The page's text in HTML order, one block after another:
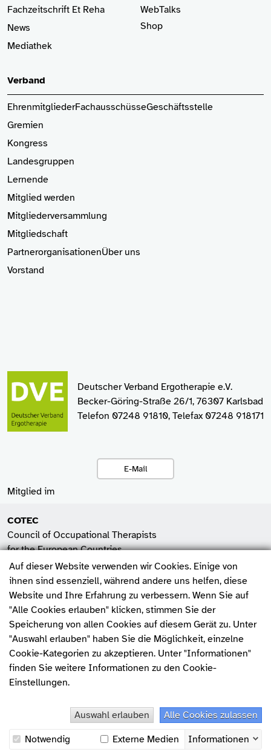
Fehler melden
Fachzeitschrift Et Reha
News
Mediathek
WebTalks
Shop
Verband
EhrenmitgliederFachausschüsseGeschäftsstelle
Gremien
Kongress
Landesgruppen
Lernende
Mitglied werden
Mitgliederversammlung
Mitgliedschaft
PartnerorganisationenÜber uns
Vorstand
Deutscher Verband Ergotherapie e.V.
Becker-Göring-Straße 26/1, 76307 Karlsbad
Telefon 07248 91810, Telefax 07248 918171
E-Mail
Mitglied im
COTEC
Council of Occupational Therapists
for the European Countries
SHV
Spitzenverband der
Heilmittelverbände e.V.
WFOT
World Federation of
Occupational Therapists
charta der vielfalt
© 2026, Deutscher Verband Ergotherapie e.V.
Impressum | Datenschutz
Auf dieser Website verwenden wir Cookies. Einige von
ihnen sind essenziell, während andere uns helfen, diese
Website und Ihre Erfahrung zu verbessern. Wenn Sie auf
"Alle Cookies erlauben" klicken, stimmen Sie der
Speicherung von allen Cookies auf diesem Gerät zu. Unter
"Auswahl erlauben" haben Sie die Möglichkeit, einzelne
Cookie-Kategorien zu akzeptieren. Unter "Informationen"
finden Sie weitere Informationen zu den Cookie-
Einstellungen.
Auswahl erlauben
Alle Cookies zulassen
Notwendig
Externe Medien Informationen